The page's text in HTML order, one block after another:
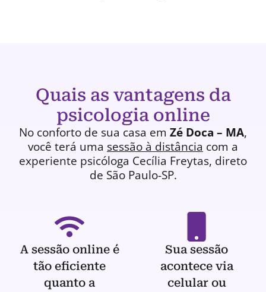
Quais as vantagens da
psicologia online
No conforto de sua casa em Zé Doca – MA,
você terá uma sessão à distância com a
experiente psicóloga Cecília Freytas, direto
de São Paulo-SP.
A sessão online é
tão eficiente
quanto a
Sua sessão
acontece via
celular ou